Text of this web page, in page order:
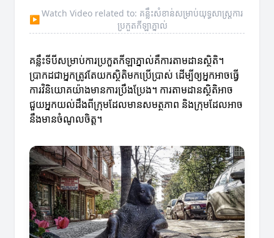
▶
Watch Video related to: គន្លឹះសំខាន់សម្រាប់យុទ្ធសាស្ត្រការ
ប្រកួតកីឡាភ្នាល់
គន្លឹះទីបីសម្រាប់ការប្រកួតកីឡាភ្នាល់គឺការតាមដានស្ថិតិ។
ប្រាកដជាអ្នកត្រូវតែយកស្ថិតិមកប្រើប្រាស់ ដើម្បីឲ្យអ្នកអាចធ្វើ
ការវិនិយោគយ៉ាងមានការប្រឹងប្រែង។ ការតាមដានស្ថិតិអាច
ជួយអ្នកយល់ដឹងពីក្រុមដែលមានសមត្ថភាព និងក្រុមដែលអាច
នឹងមានចំណូលចិត្ត។